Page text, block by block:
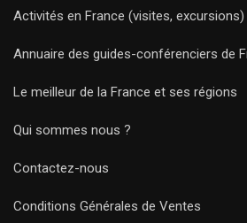
Activités en France (visites, excursions)
Annuaire des guides-conférenciers de
Le meilleur de la France et ses régions
Qui sommes nous ?
Contactez-nous
Conditions Générales de Ventes